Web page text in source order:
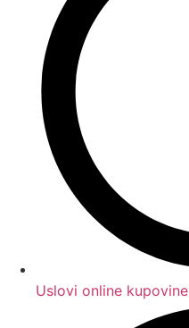
Uslovi online kupovine